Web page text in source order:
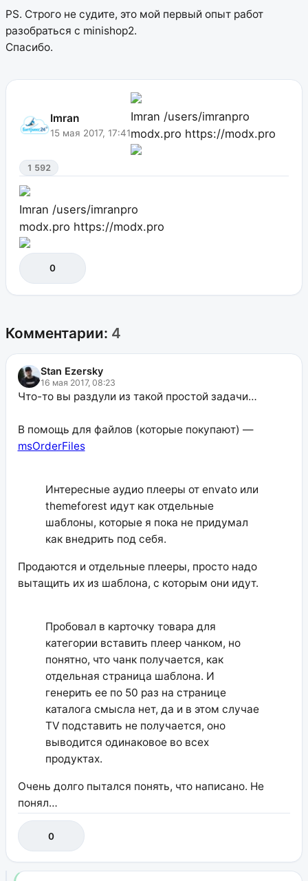
PS. Строго не судите, это мой первый опыт работ
разобраться с minishop2.
Спасибо.
Imran
15 мая 2017, 17:41
Imran /users/imranpro
modx.pro https://modx.pro
1 592
Imran /users/imranpro
modx.pro https://modx.pro
0
Комментарии: 4
Stan Ezersky
16 мая 2017, 08:23
Что-то вы раздули из такой простой задачи…
В помощь для файлов (которые покупают) —
msOrderFiles
Интересные аудио плееры от envato или
themeforest идут как отдельные
шаблоны, которые я пока не придумал
как внедрить под себя.
Продаются и отдельные плееры, просто надо
вытащить их из шаблона, с которым они идут.
Пробовал в карточку товара для
категории вставить плеер чанком, но
понятно, что чанк получается, как
отдельная страница шаблона. И
генерить ее по 50 раз на странице
каталога смысла нет, да и в этом случае
TV подставить не получается, оно
выводится одинаковое во всех
продуктах.
Очень долго пытался понять, что написано. Не
понял…
0